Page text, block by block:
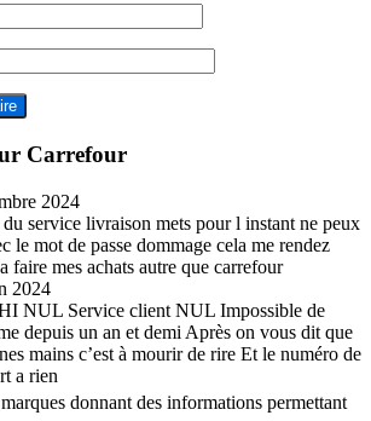
Carrefour
2024
service livraison mets pour l instant ne peux
le mot de passe dommage cela me rendez
faire mes achats autre que carrefour
2024
NUL Service client NUL Impossible de
depuis un an et demi Après on vous dit que
mains c’est à mourir de rire Et le numéro de
a rien
donnant des informations permettant